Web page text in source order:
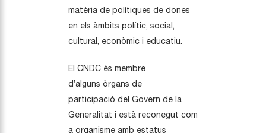
matèria de polítiques de dones
en els àmbits polític, social,
cultural, econòmic i educatiu.
El CNDC és membre
d’alguns òrgans de
participació del Govern de la
Generalitat i està reconegut com
a organisme amb estatus